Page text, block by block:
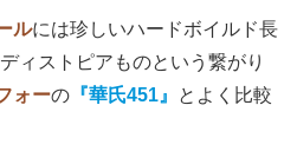
ルには珍しいハードボイルド長
ィストピアものという繋がり
ォーの 『華氏451』
とよく比較